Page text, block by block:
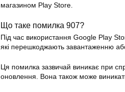
магазином Play Store.
Що таке помилка 907?
Під час використання Google Play
які перешкоджають завантаженню
Ця помилка зазвичай виникає при
оновлення. Вона також може